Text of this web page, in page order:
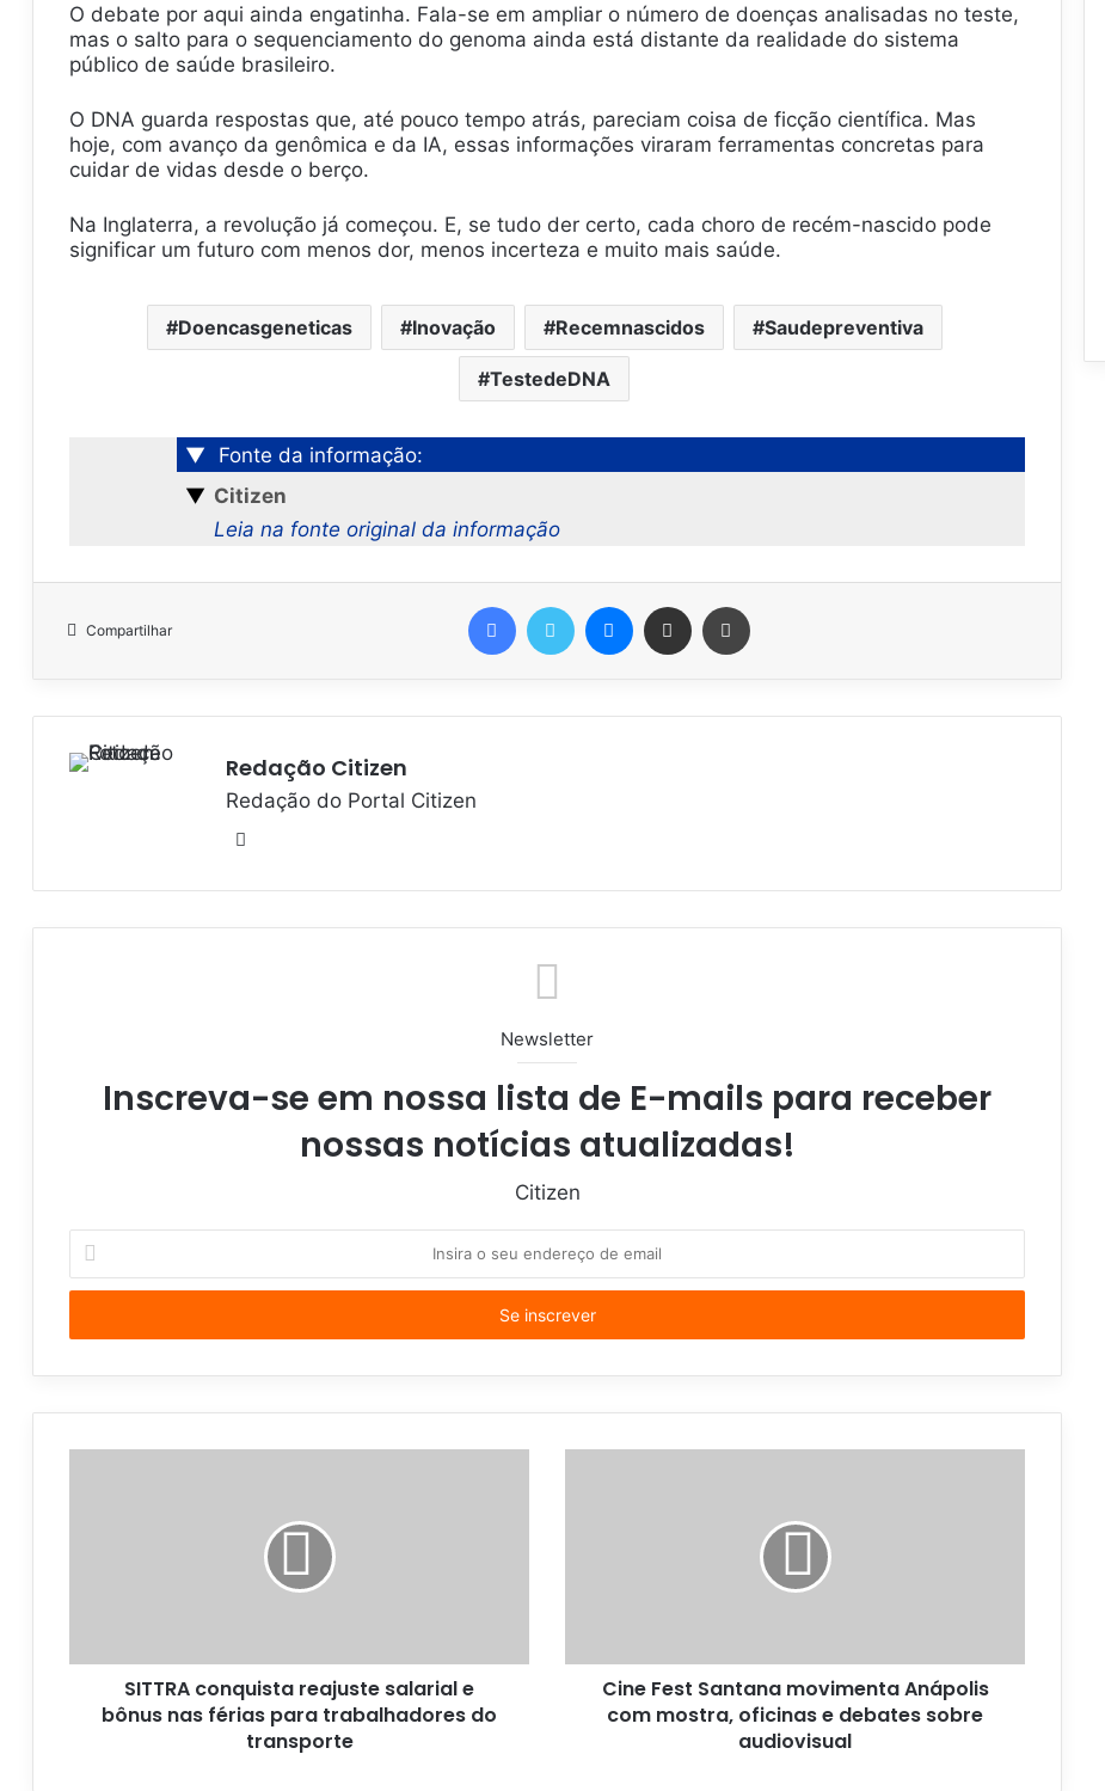
O debate por aqui ainda engatinha. Fala-se em ampliar o número de doenças analisadas no teste,
mas o salto para o sequenciamento do genoma ainda está distante da realidade do sistema
público de saúde brasileiro.
O DNA guarda respostas que, até pouco tempo atrás, pareciam coisa de ficção científica. Mas
hoje, com avanço da genômica e da IA, essas informações viraram ferramentas concretas para
cuidar de vidas desde o berço.
Na Inglaterra, a revolução já começou. E, se tudo der certo, cada choro de recém-nascido pode
significar um futuro com menos dor, menos incerteza e muito mais saúde.
Doencasgeneticas Inovação Recemnascidos Saudepreventiva
TestedeDNA
▼
Fonte da informação:
▼ Citizen
Leia na fonte original da informação
Compartilhar
Redação Citizen
Redação do Portal Citizen
b
s
Newsletter
Inscreva-se em nossa lista de E-mails para receber
nossas notícias atualizadas!
Citizen
s
r
s
o
SITTRA conquista reajuste salarial e
bônus nas férias para trabalhadores do
transporte
Cine Fest Santana movimenta Anápolis
com mostra, oficinas e debates sobre
audiovisual